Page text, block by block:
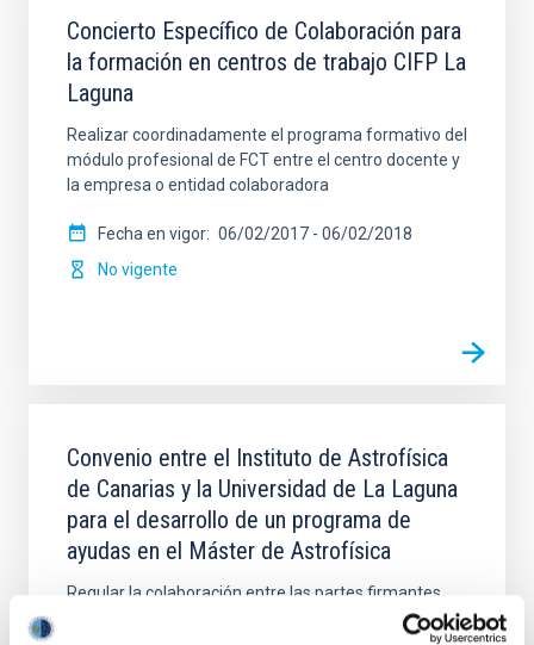
Concierto Específico de Colaboración para
la formación en centros de trabajo CIFP La
Laguna
Realizar coordinadamente el programa formativo del
módulo profesional de FCT entre el centro docente y
la empresa o entidad colaboradora
Fecha en vigor 06/02/2017 - 06/02/2018
No vigente
Convenio entre el Instituto de Astrofísica
de Canarias y la Universidad de La Laguna
para el desarrollo de un programa de
ayudas en el Máster de Astrofísica
Regular la colaboración entre las partes firmantes